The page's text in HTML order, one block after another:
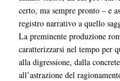
certo, ma sempre pronto – e
registro narrativo a quello
La preminente produzione
caratterizzarsi nel tempo per
alla digressione, dalla
all’astrazione del